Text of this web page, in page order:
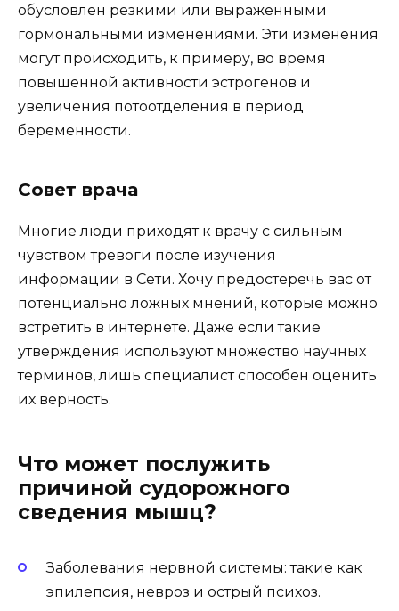
обусловлен резкими или выраженными
гормональными изменениями. Эти изменения
могут происходить, к примеру, во время
повышенной активности эстрогенов и
увеличения потоотделения в период
беременности.
Совет врача
Многие люди приходят к врачу с сильным
чувством тревоги после изучения
информации в Сети. Хочу предостеречь вас от
потенциально ложных мнений, которые можно
встретить в интернете. Даже если такие
утверждения используют множество научных
терминов, лишь специалист способен оценить
их верность.
Что может послужить
причиной судорожного
сведения мышц?
Заболевания нервной системы: такие как
эпилепсия, невроз и острый психоз.